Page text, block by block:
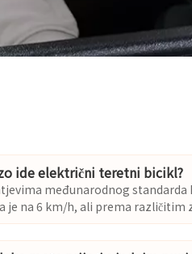
ide električni teretni bicikl?
međunarodnog
je na 6 km/h, ali prema